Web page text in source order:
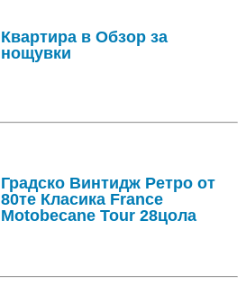
Квартира в Обзор за
нощувки
Градско Винтидж Ретро от
80те Класика France
Motobecane Tour 28цола